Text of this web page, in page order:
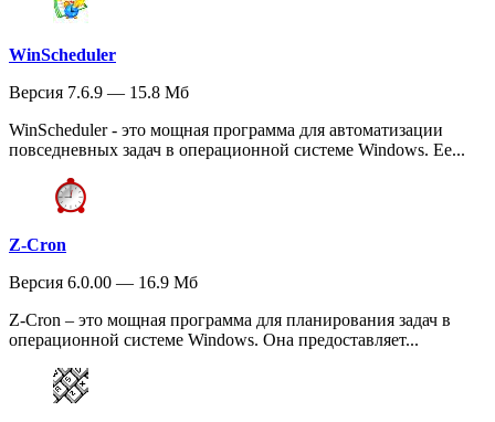
WinScheduler
Версия 7.6.9 — 15.8 Мб
WinScheduler - это мощная программа для автоматизации
повседневных задач в операционной системе Windows. Ее...
Z-Cron
Версия 6.0.00 — 16.9 Мб
Z-Cron – это мощная программа для планирования задач в
операционной системе Windows. Она предоставляет...